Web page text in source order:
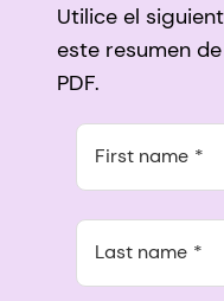
Utilice el
este resumen
PDF.
First name
Last name